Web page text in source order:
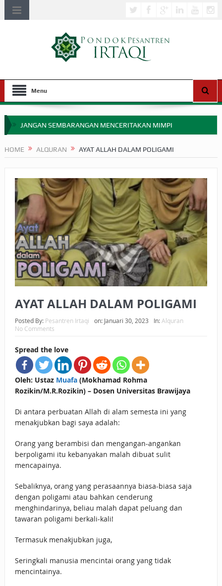
Menu
JANGAN SEMBARANGAN MENCERITAKAN MIMPI
APA HUKUM MEMPERCEPAT PEMBAYARAN ZAKAT
SEBELUM TIBA SAAT WAJIB?
HAKIKAT NIKMAT DI DUNIA!
BAGAIMANA CARA MEMBAYAR ZAKAT UANG?
UANG HARAM BISA MENJADI HALAL JIKA SEBAB
KEPEMILIKANNYA BERUBAH
HUKUM MEMBAYAR ZAKAT DENGAN CARA MENGANGSUR
HUKUM MEMBAYAR ZAKAT KEPADA KERABAT SENDIRI
HOME ALQURAN AYAT ALLAH DALAM POLIGAMI
AYAT ALLAH DALAM POLIGAMI
Posted By: Pesantren Irtaqi on: Januari 30, 2023 In:Alquran
No Comments
Spread the love
Oleh: Ustaz Muafa(Mokhamad Rohma
Rozikin/M.R.Rozikin) – Dosen Universitas Brawijaya
Di antara perbuatan Allah di alam semesta ini yang
menakjubkan bagi saya adalah:
Orang yang berambisi dan mengangan-angankan
berpoligami itu kebanyakan malah dibuat sulit
mencapainya.
Sebaliknya, orang yang perasaannya biasa-biasa saja
dengan poligami atau bahkan cenderung
menghindarinya, beliau malah dapat peluang dan
tawaran poligami berkali-kali!
Termasuk menakjubkan juga,
Seringkali manusia mencintai orang yang tidak
mencintainya.